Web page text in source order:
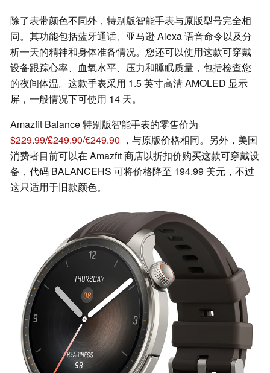
除了表带颜色不同外，特别版智能手表与原版型号完全相
同。其功能包括蓝牙通话、亚马逊 Alexa 语音命令以及分
析一天的精神和身体准备情况。您还可以使用这款可穿戴
设备跟踪心率、血氧水平、压力和睡眠质量，包括检查您
的夜间体温。这款手表采用 1.5 英寸高清 AMOLED 显示
屏，一般情况下可使用 14 天。
Amazfit Balance 特别版智能手表的零售价为
$229.99/£249.90/€249.90 ，与原版价格相同。另外，美国
消费者目前可以在 Amazfit 商店以折扣价购买这款可穿戴设
备，代码 BALANCEHS 可将价格降至 194.99 美元，不过
这只适用于旧款颜色。